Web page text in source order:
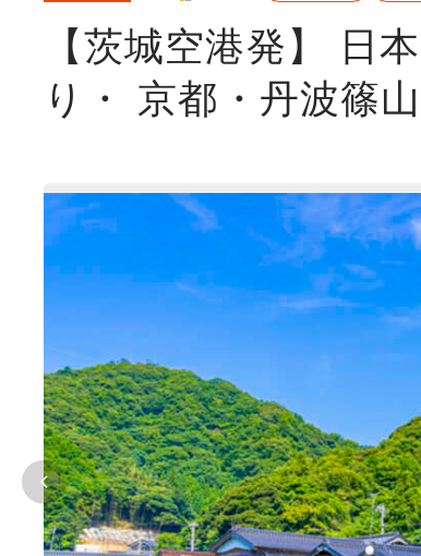
【茨城空港発】 日
り・ 京都・丹波篠